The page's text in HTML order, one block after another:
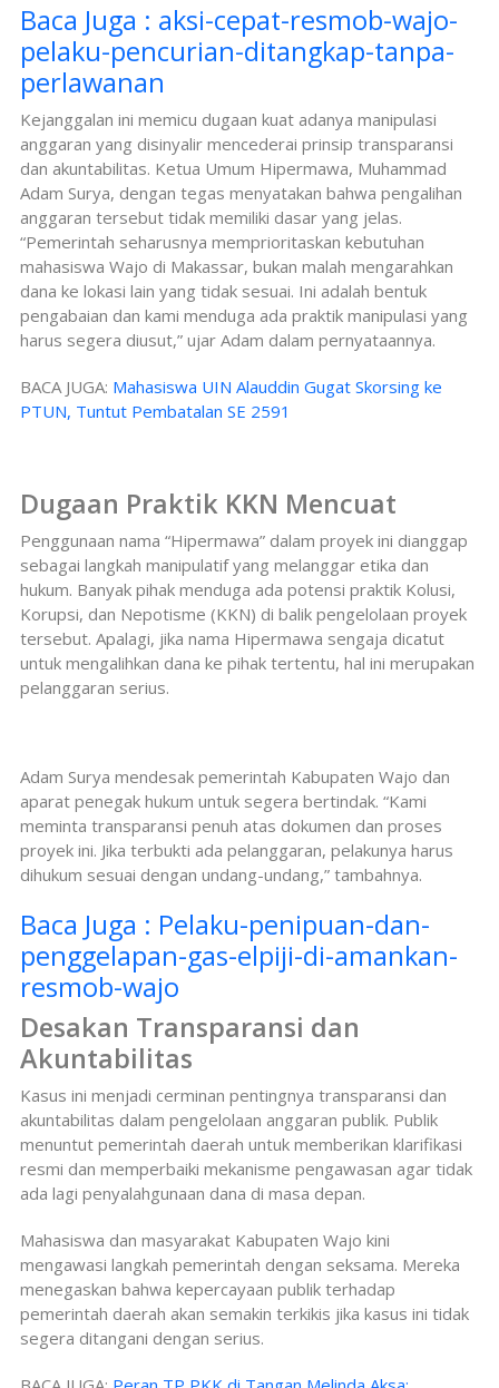
Baca Juga : aksi-cepat-resmob-wajo-
pelaku-pencurian-ditangkap-tanpa-
perlawanan
Kejanggalan ini memicu dugaan kuat adanya manipulasi
anggaran yang disinyalir mencederai prinsip transparansi
dan akuntabilitas. Ketua Umum Hipermawa, Muhammad
Adam Surya, dengan tegas menyatakan bahwa pengalihan
anggaran tersebut tidak memiliki dasar yang jelas.
“Pemerintah seharusnya memprioritaskan kebutuhan
mahasiswa Wajo di Makassar, bukan malah mengarahkan
dana ke lokasi lain yang tidak sesuai. Ini adalah bentuk
pengabaian dan kami menduga ada praktik manipulasi yang
harus segera diusut,” ujar Adam dalam pernyataannya.
BACA JUGA: Mahasiswa UIN Alauddin Gugat Skorsing ke
PTUN, Tuntut Pembatalan SE 2591
Dugaan Praktik KKN Mencuat
Penggunaan nama “Hipermawa” dalam proyek ini dianggap
sebagai langkah manipulatif yang melanggar etika dan
hukum. Banyak pihak menduga ada potensi praktik Kolusi,
Korupsi, dan Nepotisme (KKN) di balik pengelolaan proyek
tersebut. Apalagi, jika nama Hipermawa sengaja dicatut
untuk mengalihkan dana ke pihak tertentu, hal ini merupakan
pelanggaran serius.
Adam Surya mendesak pemerintah Kabupaten Wajo dan
aparat penegak hukum untuk segera bertindak. “Kami
meminta transparansi penuh atas dokumen dan proses
proyek ini. Jika terbukti ada pelanggaran, pelakunya harus
dihukum sesuai dengan undang-undang,” tambahnya.
Baca Juga : Pelaku-penipuan-dan-
penggelapan-gas-elpiji-di-amankan-
resmob-wajo
Desakan Transparansi dan
Akuntabilitas
Kasus ini menjadi cerminan pentingnya transparansi dan
akuntabilitas dalam pengelolaan anggaran publik. Publik
menuntut pemerintah daerah untuk memberikan klarifikasi
resmi dan memperbaiki mekanisme pengawasan agar tidak
ada lagi penyalahgunaan dana di masa depan.
Mahasiswa dan masyarakat Kabupaten Wajo kini
mengawasi langkah pemerintah dengan seksama. Mereka
menegaskan bahwa kepercayaan publik terhadap
pemerintah daerah akan semakin terkikis jika kasus ini tidak
segera ditangani dengan serius.